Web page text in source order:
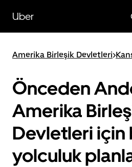
içeriğe
gidinUber
Amerika Birleşik Devletleri>
Önceden
Amerika
Devletleri için
yolculuk